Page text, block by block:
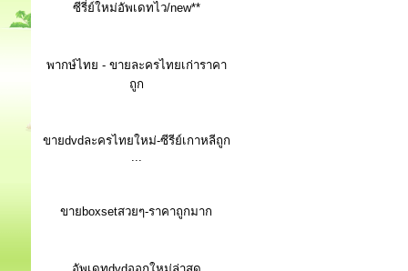
ซีรี่ย์ใหม่อัพเดทไว/new**
พากษ์ไทย - ขายละครไทยเก่าราคา
ถูก
ขายdvdละครไทยใหม่-ซีรีย์เกาหลีถูก
...
ขายboxsetสวยๆ-ราคาถูกมาก